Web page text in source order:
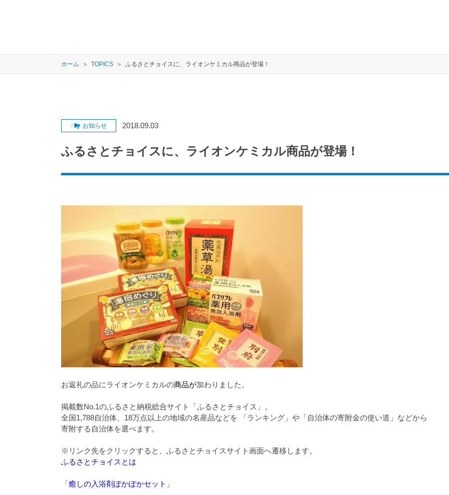
ホーム TOPICS ふるさとチョイスに、ライオンケミカル商品が登場！
お知らせ 2018.09.03
ふるさとチョイスに、ライオンケミカル商品が登場！
お返礼の品にライオンケミカルの商品が加わりました。
掲載数No.1のふるさと納税総合サイト「ふるさとチョイス」。
全国1,788自治体、18万点以上の地域の名産品などを 「ランキング」や「自治体の寄附金の使い道」などから
寄附する自治体を選べます。
※リンク先をクリックすると、ふるさとチョイスサイト画面へ遷移します。
ふるさとチョイスとは
「癒しの入浴剤ぽかぽかセット 」